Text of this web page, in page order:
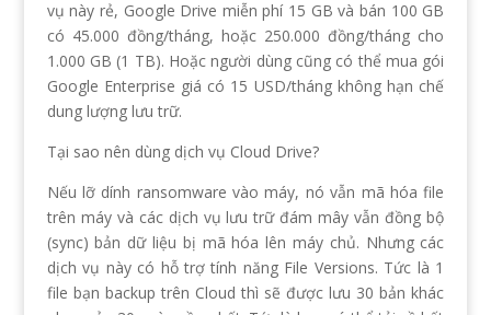
vụ này rẻ, Google Drive miễn phí 15 GB và bán 100 GB
có 45.000 đồng/tháng, hoặc 250.000 đồng/tháng cho
1.000 GB (1 TB). Hoặc người dùng cũng có thể mua gói
Google Enterprise giá có 15 USD/tháng không hạn chế
dung lượng lưu trữ.
Tại sao nên dùng dịch vụ Cloud Drive?
Nếu lỡ dính ransomware vào máy, nó vẫn mã hóa file
trên máy và các dịch vụ lưu trữ đám mây vẫn đồng bộ
(sync) bản dữ liệu bị mã hóa lên máy chủ. Nhưng các
dịch vụ này có hỗ trợ tính năng File Versions. Tức là 1
file bạn backup trên Cloud thì sẽ được lưu 30 bản khác